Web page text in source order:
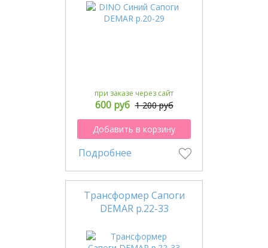
при заказе через сайт
600 руб 1 200 руб
Добавить в корзину
Подробнее
Трансформер Сапоги
DEMAR р.22-33